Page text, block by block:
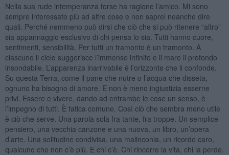
Nella sua rude intemperanza forse ha ragione l’amico. Mi sono
sempre interessato più ad altre cose e non saprei neanche dire
quali. Perché nemmeno può dirsi che ciò che si può ritenere “altro”
sia appannaggio esclusivo di chi pensa lo sia. Tutti hanno cuore,
sentimenti, sensibilità. Per tutti un tramonto è un tramonto. A
ciascuno il cielo suggerisce l’immenso infinito e il mare il profondo
insondabile. L’apparenza inarrivabile è l’orizzonte che li confonde.
Su questa Terra, come il pane che nutre o l’acqua che disseta,
ognuno ha bisogno di amore. E non è meno ingiustizia esserne
privi. Essere e vivere, dando ad entrambe le cose un senso, è
l’impegno di tutti. È fatica comune. Così ciò che sembra meno utile
è ciò che serve. Una parola sola fra tante, fra troppe. Un semplice
pensiero, una vecchia canzone e una nuova, un libro, un’opera
d’arte. Una solitudine condivisa, una malinconia, un ricordo caro,
qualcuno che non c’è più. E chi c’è. Chi rincorre la vita, chi la perde.